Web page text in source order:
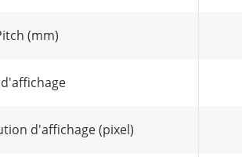
(mm)
d'affichage (pixel)